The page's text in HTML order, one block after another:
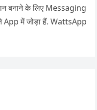
बनाने के लिए Messaging
में जोड़ा हैं. WattsApp